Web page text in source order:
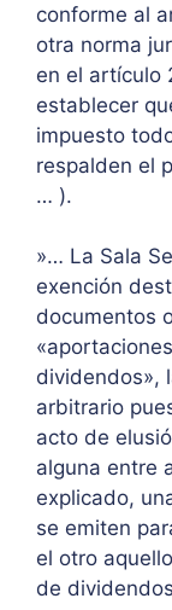
conforme al
otra norma
en el artículo
establecer
impuesto
respalden el
… ).
»… La Sala
exención
documentos
dividendos»,
arbitrario
acto de
alguna entre
explicado,
se emiten
el otro
de